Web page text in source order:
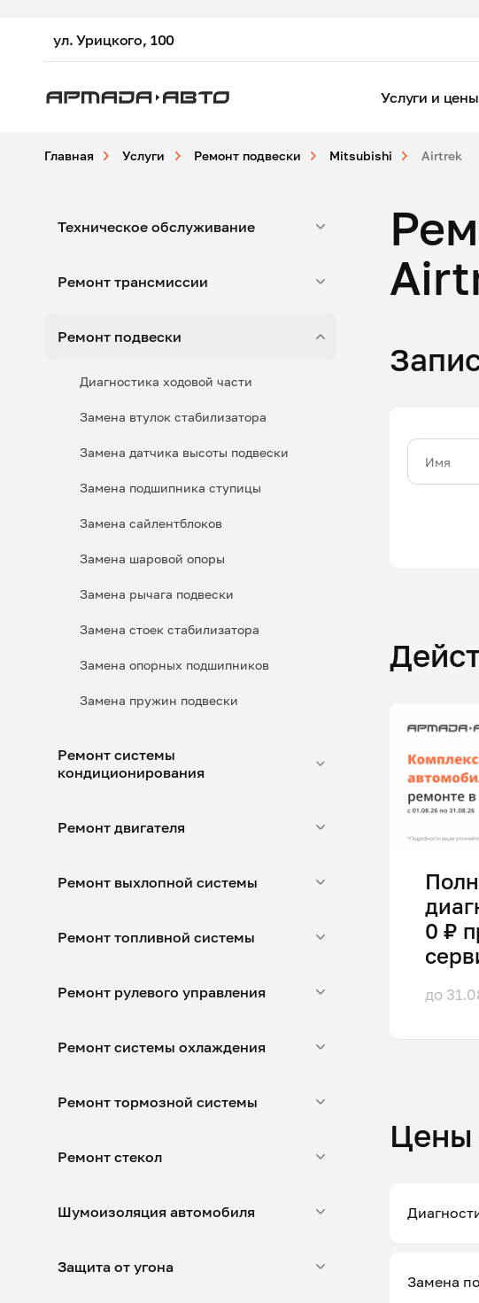
ул. Урицкого, 100
Услуги и цены
Главная Услуги Ремонт подвески Mitsubishi Airtrek
Техническое обслуживание
Ремонт трансмиссии
Ремонт подвески
Диагностика ходовой части
Замена втулок стабилизатора
Замена датчика высоты подвески
Замена подшипника ступицы
Замена сайлентблоков
Замена шаровой опоры
Замена рычага подвески
Замена стоек стабилизатора
Замена опорных подшипников
Замена пружин подвески
Ремонт системы
кондиционирования
Ремонт двигателя
Ремонт выхлопной системы
Ремонт топливной системы
Ремонт рулевого управления
Ремонт системы охлаждения
Ремонт тормозной системы
Ремонт стекол
Шумоизоляция автомобиля
Защита от угона
Имя
0 ₽
до
Цены
Замена